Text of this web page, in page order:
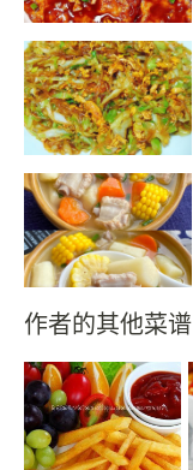
作者的其他菜谱